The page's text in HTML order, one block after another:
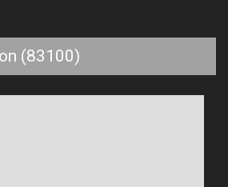
(83100)